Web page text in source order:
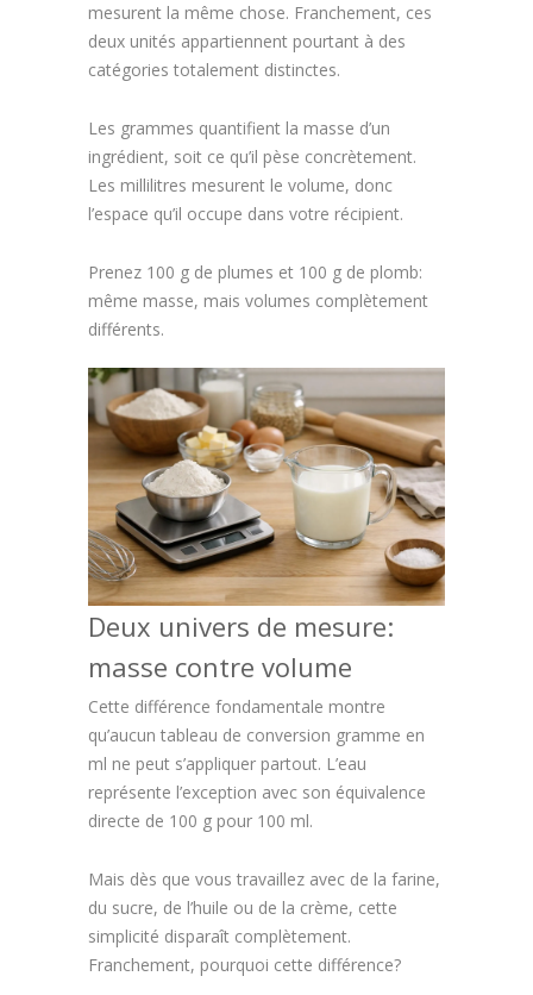
mesurent la même chose. Franchement, ces
deux unités appartiennent pourtant à des
catégories totalement distinctes.
Les grammes quantifient la masse d’un
ingrédient, soit ce qu’il pèse concrètement.
Les millilitres mesurent le volume, donc
l’espace qu’il occupe dans votre récipient.
Prenez 100 g de plumes et 100 g de plomb:
même masse, mais volumes complètement
différents.
Deux univers de mesure:
masse contre volume
Cette différence fondamentale montre
qu’aucun tableau de conversion gramme en
ml ne peut s’appliquer partout. L’eau
représente l’exception avec son équivalence
directe de 100 g pour 100 ml.
Mais dès que vous travaillez avec de la farine,
du sucre, de l’huile ou de la crème, cette
simplicité disparaît complètement.
Franchement, pourquoi cette différence?